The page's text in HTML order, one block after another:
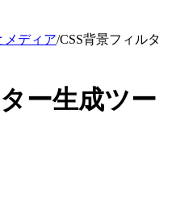
メディア/CSS背景フィルタ
ー生成ツー